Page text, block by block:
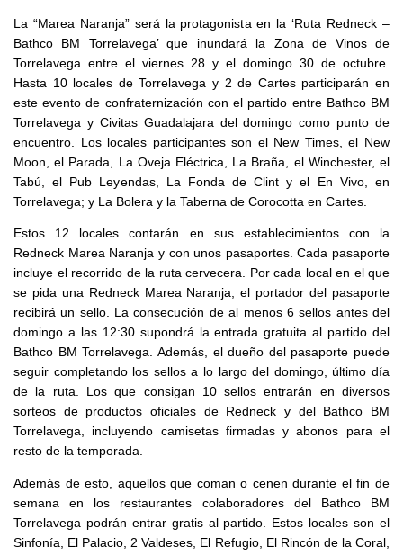
La “Marea Naranja” será la protagonista en la ‘Ruta Redneck –
Bathco BM Torrelavega’ que inundará la Zona de Vinos de
Torrelavega entre el viernes 28 y el domingo 30 de octubre.
Hasta 10 locales de Torrelavega y 2 de Cartes participarán en
este evento de confraternización con el partido entre Bathco BM
Torrelavega y Civitas Guadalajara del domingo como punto de
encuentro. Los locales participantes son el New Times, el New
Moon, el Parada, La Oveja Eléctrica, La Braña, el Winchester, el
Tabú, el Pub Leyendas, La Fonda de Clint y el En Vivo, en
Torrelavega; y La Bolera y la Taberna de Corocotta en Cartes.
Estos 12 locales contarán en sus establecimientos con la
Redneck Marea Naranja y con unos pasaportes. Cada pasaporte
incluye el recorrido de la ruta cervecera. Por cada local en el que
se pida una Redneck Marea Naranja, el portador del pasaporte
recibirá un sello. La consecución de al menos 6 sellos antes del
domingo a las 12:30 supondrá la entrada gratuita al partido del
Bathco BM Torrelavega. Además, el dueño del pasaporte puede
seguir completando los sellos a lo largo del domingo, último día
de la ruta. Los que consigan 10 sellos entrarán en diversos
sorteos de productos oficiales de Redneck y del Bathco BM
Torrelavega, incluyendo camisetas firmadas y abonos para el
resto de la temporada.
Además de esto, aquellos que coman o cenen durante el fin de
semana en los restaurantes colaboradores del Bathco BM
Torrelavega podrán entrar gratis al partido. Estos locales son el
Sinfonía, El Palacio, 2 Valdeses, El Refugio, El Rincón de la Coral,